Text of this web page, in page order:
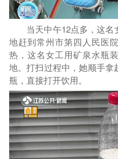
当天中午12点多，这名
地赶到常州市第四人民医
热，这名女工用矿泉水瓶
地。打扫过程中，她顺手
瓶，直接打开饮用。